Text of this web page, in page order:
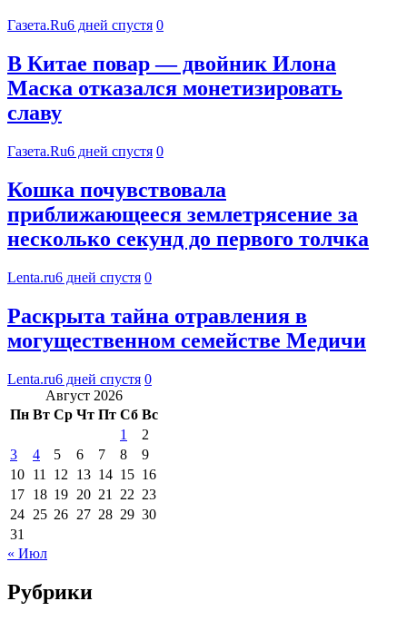
Газета.Ru6 дней спустя 0
В Китае повар — двойник Илона
Маска отказался монетизировать
славу
Газета.Ru6 дней спустя 0
Кошка почувствовала
приближающееся землетрясение за
несколько секунд до первого толчка
Lenta.ru6 дней спустя 0
Раскрыта тайна отравления в
могущественном семействе Медичи
Lenta.ru6 дней спустя 0
Август 2026
Пн Вт Ср Чт Пт Сб Вс
1
2
3
4 5 6 7 8
9
10 11 12 13 14 15 16
17 18 19 20 21 22 23
24 25 26 27 28 29 30
31
« Июл
Рубрики